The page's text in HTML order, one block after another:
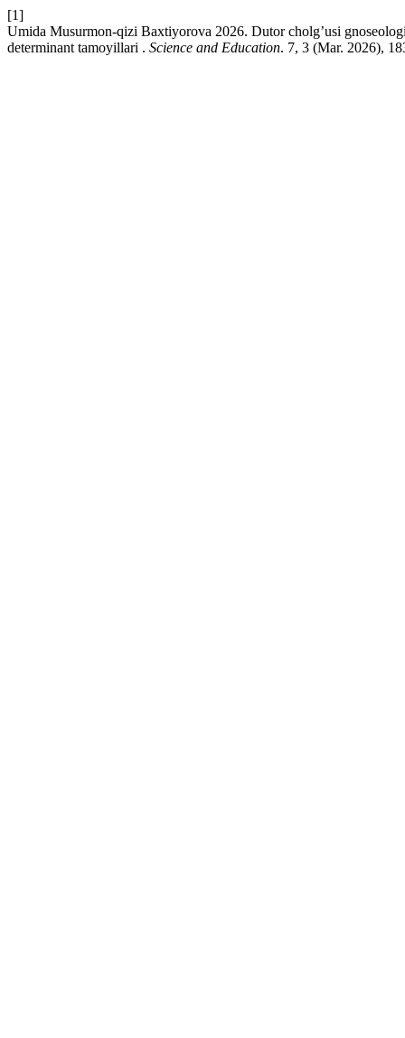
[1]
Umida Musurmon-qizi Baxtiyorova 2026. Dutor cholg’usi
determinant tamoyillari . Science and Education. 7, 3 (Mar. 2026),